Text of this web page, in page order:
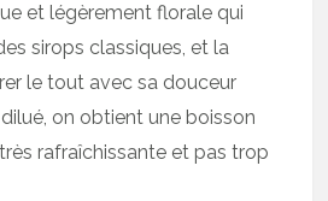
et légèrement florale qui
sirops classiques, et la
le tout avec sa douceur
on obtient une boisson
très rafraîchissante et pas trop